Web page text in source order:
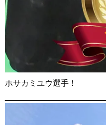
ホサカミユウ選手！